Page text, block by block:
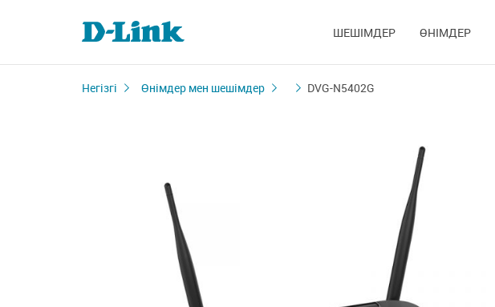
ШЕШІМДЕР ӨНІМДЕР
Негізгі Өнімдер мен шешімдер DVG-N5402G